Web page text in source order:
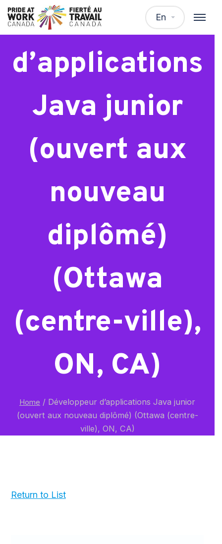
En
Développeur
d’applications
Java junior
(ouvert aux
nouveau
diplômé)
(Ottawa
(centre-ville),
ON, CA)
Home / Développeur d’applications Java junior
(ouvert aux nouveau diplômé) (Ottawa (centre-
ville), ON, CA)
Return to List